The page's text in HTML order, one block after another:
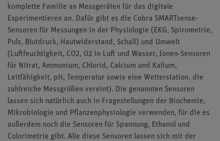
komplette Familie an Messgeräten für das digitale
Experimentieren an. Dafür gibt es die Cobra SMARTsense-
Sensoren für Messungen in der Physiologie (EKG, Spirometrie,
Puls, Blutdruck, Hautwiderstand, Schall) und Umwelt
(Luftfeuchtigkeit, CO2, O2 in Luft und Wasser, Ionen-Sensoren
für Nitrat, Ammonium, Chlorid, Calcium und Kalium,
Leitfähigkeit, pH, Temperatur sowie eine Wetterstation, die
zahlreiche Messgrößen vereint). Die genannten Sensoren
lassen sich natürlich auch in Fragestellungen der Biochemie,
Mikrobiologie und Pflanzenphysiologie verwenden, für die es
außerdem noch die Sensoren für Spannung, Ethanol und
Colorimetrie gibt. Alle diese Sensoren lassen sich mit der